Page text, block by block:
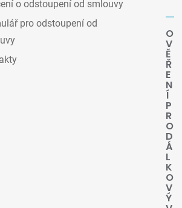
o odstoupení od smlouvy
pro odstoupení od
O
V
Ě
Ř
E
N
Í
P
R
O
D
Á
L
K
O
V
Ý